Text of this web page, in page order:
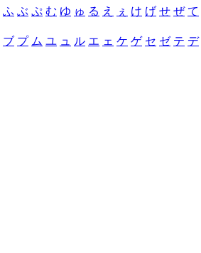
ふ ぶ ぷ む ゆ ゅ る え ぇ け げ せ ぜ て
ブ プ ム ユ ュ ル エ ェ ケ ゲ セ ゼ テ デ